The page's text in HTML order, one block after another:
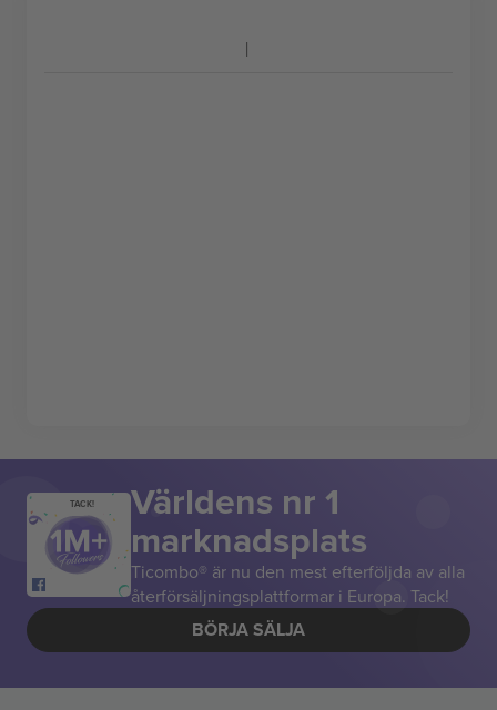
TACK! Världens nr 1
marknadsplats
Ticombo® är nu den mest efterföljda av alla
återförsäljningsplattformar i Europa. Tack!
BÖRJA SÄLJA